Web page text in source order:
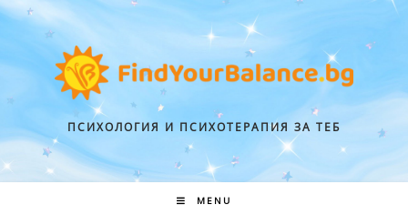
ПСИХОЛОГИЯ И ПСИХОТЕРАПИЯ ЗА ТЕБ
MENU